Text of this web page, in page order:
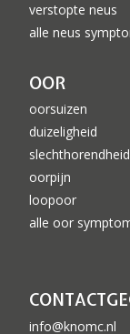
verstopte neus
alle neus
OOR
oorsuizen
duizeligheid
slechthorendheid
oorpijn
loopoor
alle oor
info@knomc.nl